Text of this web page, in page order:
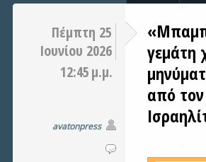
Πέμπτη 25
Ιουνίου 2026
12:45 μ.μ.
avatonpress
γεμάτη
από